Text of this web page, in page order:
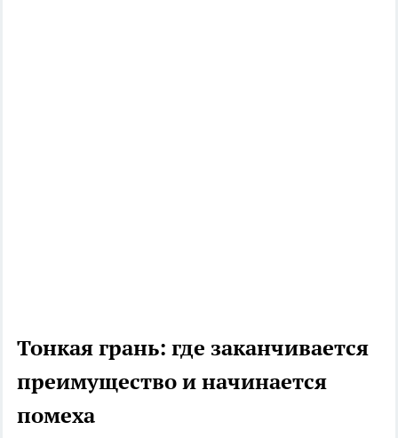
Тонкая грань: где заканчивается
преимущество и начинается
помеха